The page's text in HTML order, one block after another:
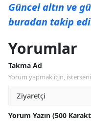
Güncel altın ve
buradan takip
Yorumlar
Takma Ad
Yorum yapmak için,
Yorum Yazın (500